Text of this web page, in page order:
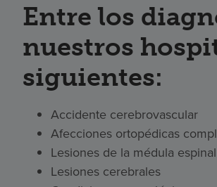
Entre los
nuestros
siguientes:
Accidente cerebrovascular
Afecciones ortopédicas
Lesiones de la médula espinal
Lesiones cerebrales